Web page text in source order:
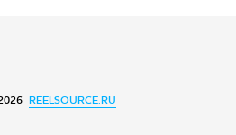
REELSOURCE.RU